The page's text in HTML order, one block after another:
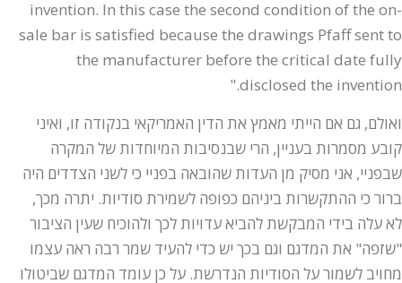
invention. In this case the second condition of the on-
sale bar is satisfied because the drawings Pfaff sent to
the manufacturer before the critical date fully
disclosed the invention."
ואולם, גם אם הייתי מאמץ את הדין האמריקאי בנקודה זו, ואיני
קובע מסמרות בעניין, הרי שבנסיבות המיוחדות של המקרה
שבפניי, אני מסיק מן העדות שהובאה בפניי כי לשני הצדדים היה
ברור כי ההתקשרות ביניהם כפופה לשמירת סודיות. יתרה מכך,
לא עלה בידי המבקשת להביא עדויות לכך ולהוכיח שעין הציבור
"שזפה" את המדגם וגם בכך יש כדי להעיד שמר רבה ראה עצמו
מחויב לשמור על הסודיות הנדרשת. על כן עומד המדגם שביטולו